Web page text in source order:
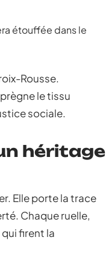
étouffée dans le
Rousse.
le tissu
sociale.
héritage
Elle porte la trace
Chaque ruelle,
firent la